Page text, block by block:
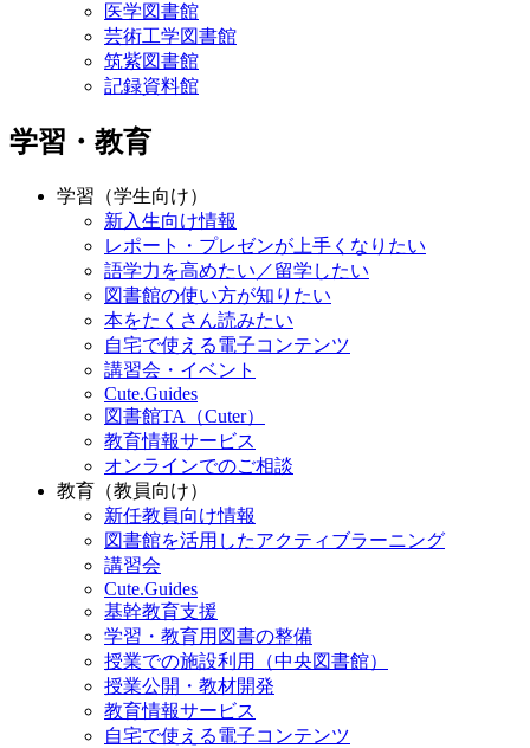
医学図書館
芸術工学図書館
筑紫図書館
記録資料館
学習・教育
学習（学生向け）
新入生向け情報
レポート・プレゼンが上手くなりたい
語学力を高めたい／留学したい
図書館の使い方が知りたい
本をたくさん読みたい
自宅で使える電子コンテンツ
講習会・イベント
Cute.Guides
図書館TA（Cuter）
教育情報サービス
オンラインでのご相談
教育（教員向け）
新任教員向け情報
図書館を活用したアクティブラーニング
講習会
Cute.Guides
基幹教育支援
学習・教育用図書の整備
授業での施設利用（中央図書館）
授業公開・教材開発
教育情報サービス
自宅で使える電子コンテンツ